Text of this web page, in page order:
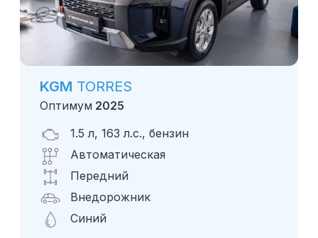
KGM TORRES
Оптимум 2025
1.5 л, 163 л.с., бензин
Автоматическая
Передний
Внедорожник
Синий